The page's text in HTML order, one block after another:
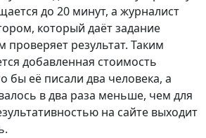
до 20 минут, а журналист
который даёт задание
проверяет результат. Таким
добавленная стоимость
бы её писали два человека, а
в два раза меньше, чем для
на сайте выходит